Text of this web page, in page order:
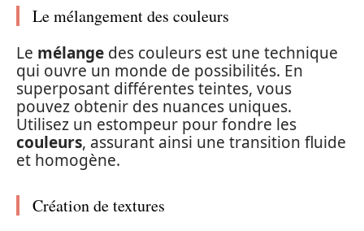
Le mélangement des couleurs
Le mélange des couleurs est une technique
qui ouvre un monde de possibilités. En
superposant différentes teintes, vous
pouvez obtenir des nuances uniques.
Utilisez un estompeur pour fondre les
couleurs, assurant ainsi une transition fluide
et homogène.
Création de textures